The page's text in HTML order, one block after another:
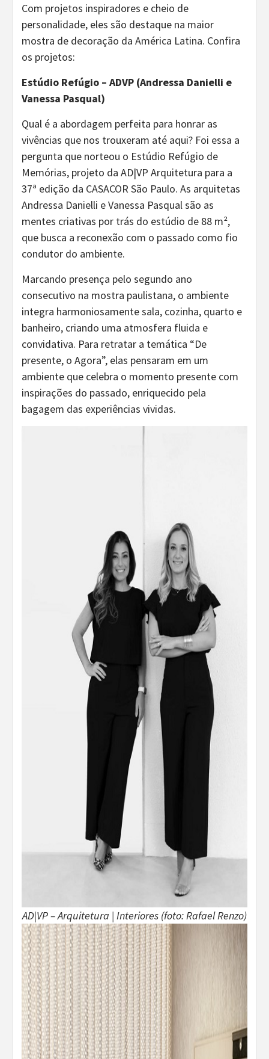
Com projetos inspiradores e cheio de
personalidade, eles são destaque na maior
mostra de decoração da América Latina. Confira
os projetos:
Estúdio Refúgio – ADVP (Andressa Danielli e
Vanessa Pasqual)
Qual é a abordagem perfeita para honrar as
vivências que nos trouxeram até aqui? Foi essa a
pergunta que norteou o Estúdio Refúgio de
Memórias, projeto da AD|VP Arquitetura para a
37ª edição da CASACOR São Paulo. As arquitetas
Andressa Danielli e Vanessa Pasqual são as
mentes criativas por trás do estúdio de 88 m²,
que busca a reconexão com o passado como fio
condutor do ambiente.
Marcando presença pelo segundo ano
consecutivo na mostra paulistana, o ambiente
integra harmoniosamente sala, cozinha, quarto e
banheiro, criando uma atmosfera fluida e
convidativa. Para retratar a temática “De
presente, o Agora”, elas pensaram em um
ambiente que celebra o momento presente com
inspirações do passado, enriquecido pela
bagagem das experiências vividas.
AD|VP – Arquitetura | Interiores (foto: Rafael Renzo)